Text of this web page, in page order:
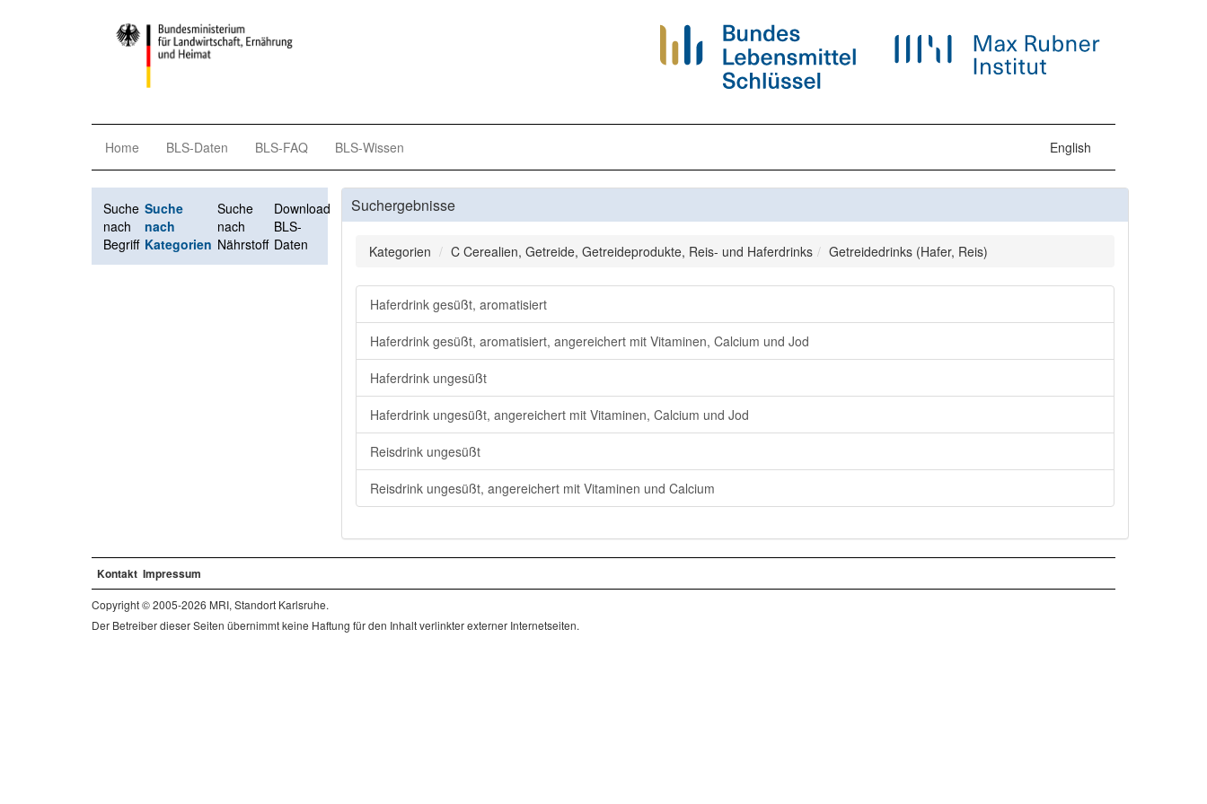
Home BLS-Daten BLS-FAQ BLS-Wissen English
Suche
nach
Begriff
Suche
nach
Kategorien
Suche
nach
Nährstoff
Download
BLS-
Daten
Suchergebnisse
Kategorien C Cerealien, Getreide, Getreideprodukte, Reis- und Haferdrinks Getreidedrinks (Hafer, Reis)
Haferdrink gesüßt, aromatisiert
Haferdrink gesüßt, aromatisiert, angereichert mit Vitaminen, Calcium und Jod
Haferdrink ungesüßt
Haferdrink ungesüßt, angereichert mit Vitaminen, Calcium und Jod
Reisdrink ungesüßt
Reisdrink ungesüßt, angereichert mit Vitaminen und Calcium
Kontakt Impressum
Copyright © 2005-2026 MRI, Standort Karlsruhe.
Der Betreiber dieser Seiten übernimmt keine Haftung für den Inhalt verlinkter externer Internetseiten.